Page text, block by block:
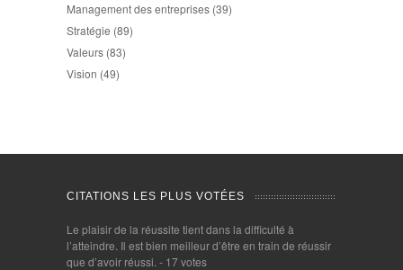
Management des entreprises (39)
Stratégie (89)
Valeurs (83)
Vision (49)
CITATIONS LES PLUS VOTÉES
Le plaisir de la réussite tient dans la difficulté à
l’atteindre. Il est bien meilleur d’être en train de réussir
que d’avoir réussi. - 17 votes